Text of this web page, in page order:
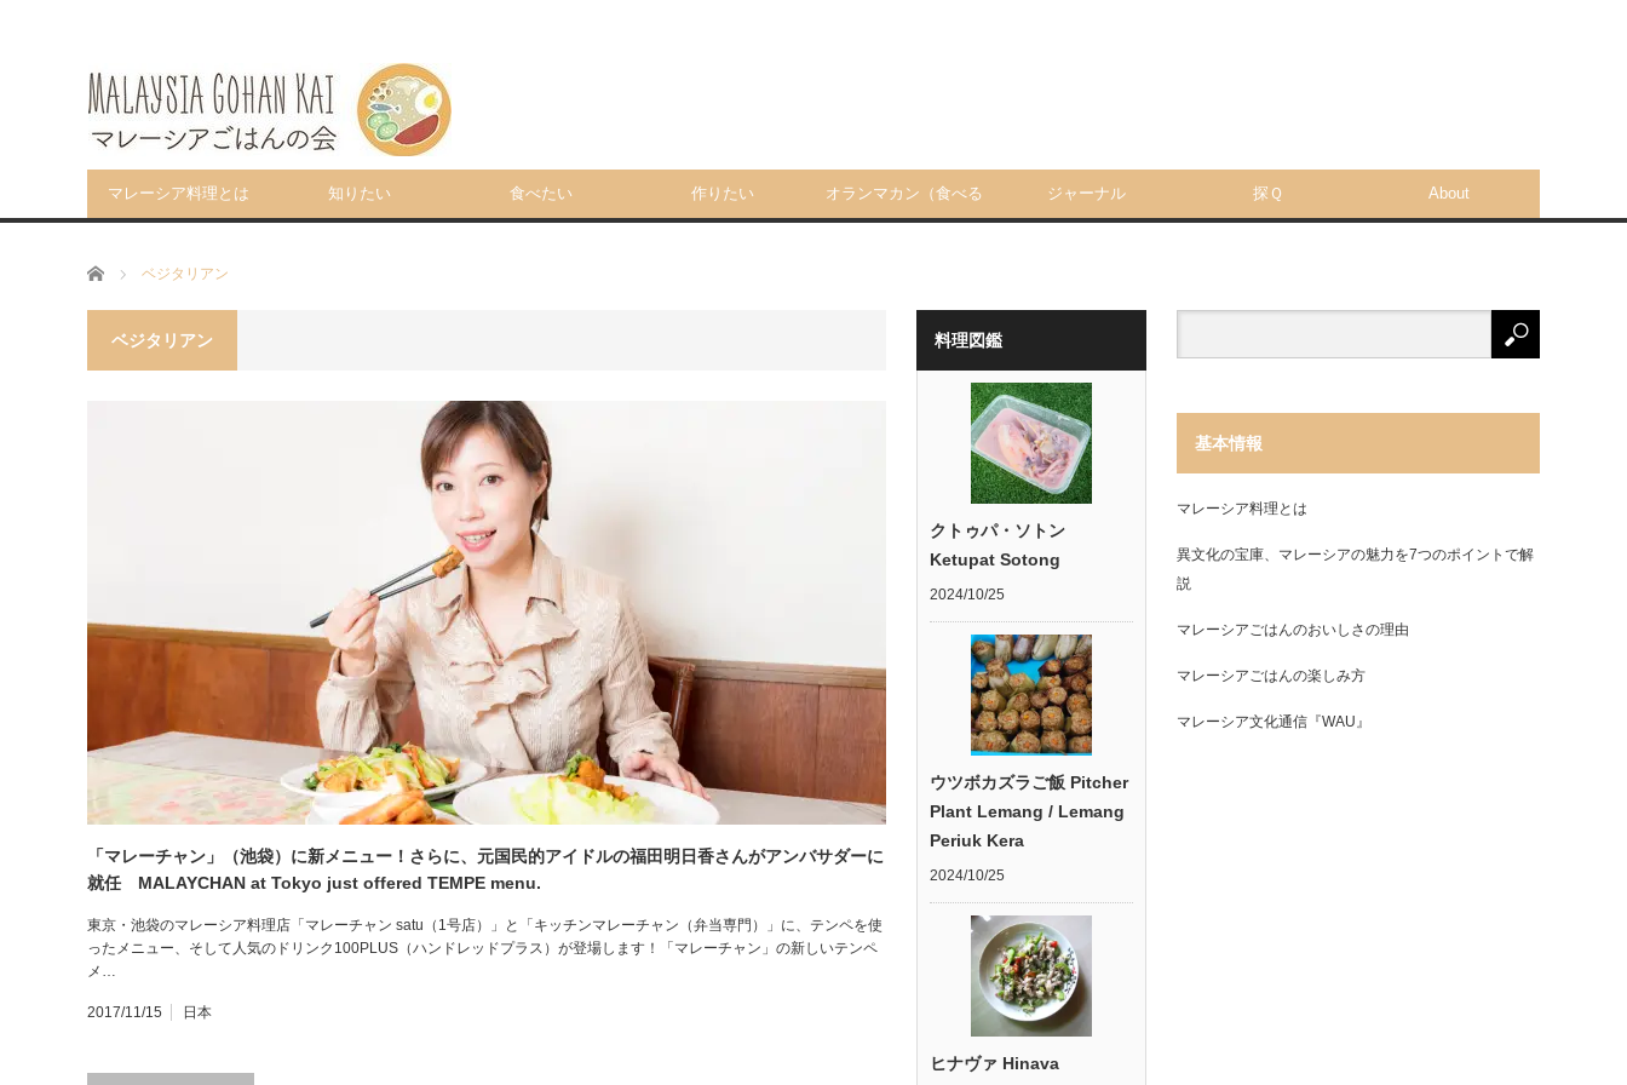
マレーシア料理とは 知りたい 食べたい 作りたい オランマカン（食べる ジャーナル 探Ｑ About
ホーム ベジタリアン
ベジタリアン
「マレーチャン」（池袋）に新メニュー！さらに、元国民的アイドルの福田明日香さんがアンバサダーに
就任 MALAYCHAN at Tokyo just offered TEMPE menu.
東京・池袋のマレーシア料理店「マレーチャン satu（1号店）」と「キッチンマレーチャン（弁当専門）」に、テンペを使
ったメニュー、そして人気のドリンク100PLUS（ハンドレッドプラス）が登場します！「マレーチャン」の新しいテンペ
メ…
2017/11/15 日本
料理図鑑
クトゥパ・ソトン
Ketupat Sotong
2024/10/25
ウツボカズラご飯 Pitcher
Plant Lemang / Lemang
Periuk Kera
2024/10/25
ヒナヴァ Hinava
基本情報
マレーシア料理とは
異文化の宝庫、マレーシアの魅力を7つのポイントで解
説
マレーシアごはんのおいしさの理由
マレーシアごはんの楽しみ方
マレーシア文化通信『WAU』